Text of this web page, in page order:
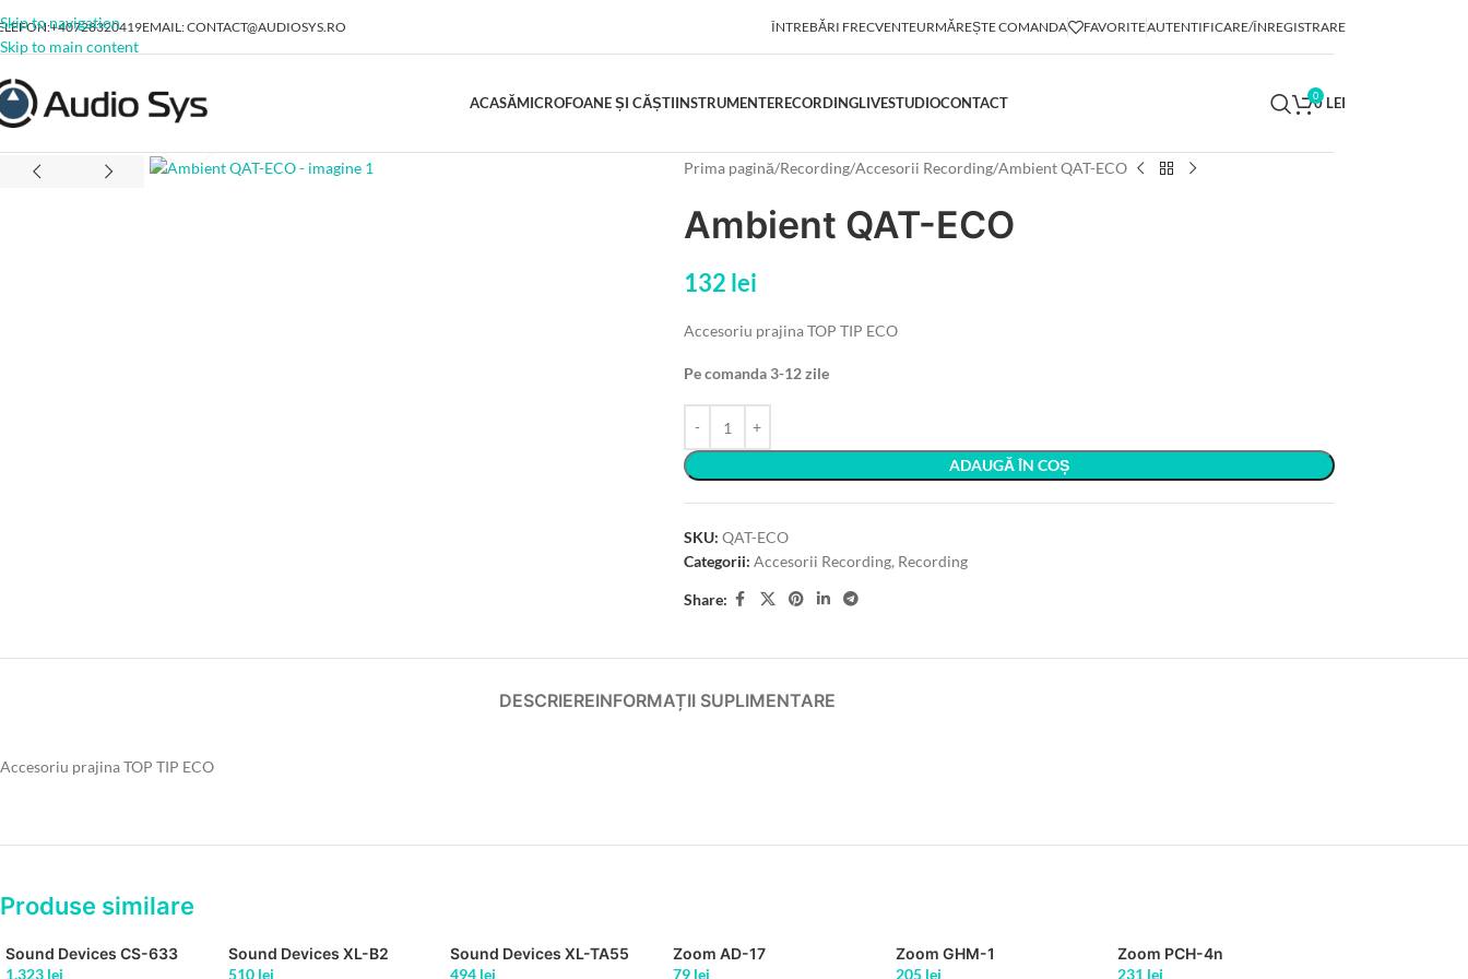
Skip to navigation
Skip to main content
EMAIL: CONTACT@AUDIOSYS.RO ÎNTREBĂRI FRECVENTEURMĂREȘTE COMANDA FAVORITEAUTENTIFICARE/ÎNREGISTRARE
ACASĂMICROFOANE ȘI CĂȘTIINSTRUMENTERECORDINGLIVESTUDIOCONTACT 00LEI
Prima pagină Recording Accesorii Recording Ambient QAT-ECO
Ambient QAT-ECO
132 lei
Accesoriu prajina TOP TIP ECO
Pe comanda 3-12 zile
ADAUGĂ ÎN COȘ
SKU: QAT-ECO
Categorii: Accesorii Recording, Recording
Share:
DESCRIEREINFORMAȚII SUPLIMENTARE
Accesoriu prajina TOP TIP ECO
Produse similare
Sound Devices CS-633
1.323 lei
Sound Devices XL-B2
510 lei
Sound Devices XL-TA55
494 lei
Zoom AD-17
79 lei
Zoom GHM-1
205 lei
Zoom PCH-4n
231 lei